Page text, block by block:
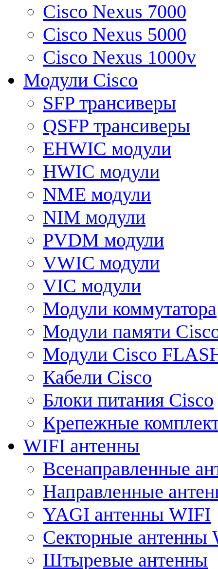
Cisco Nexus 7000
Cisco Nexus 5000
Cisco Nexus 1000v
Модули Cisco
SFP трансиверы
QSFP трансиверы
EHWIC модули
HWIC модули
NME модули
NIM модули
PVDM модули
VWIC модули
VIC модули
Модули коммутатора
Модули памяти
Модули Cisco
Кабели Cisco
Блоки питания Cisco
Крепежные
WIFI антенны
Всенаправленные
Направленные
YAGI антенны WIFI
Секторные антенны
Штыревые антенны